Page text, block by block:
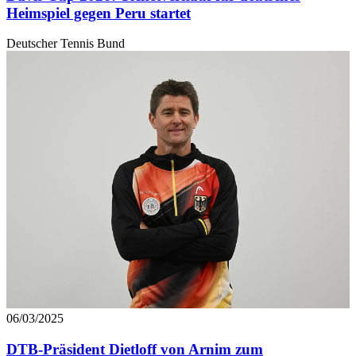
Heimspiel gegen Peru startet
Deutscher Tennis Bund
06/03/2025
DTB-Präsident Dietloff von Arnim zum